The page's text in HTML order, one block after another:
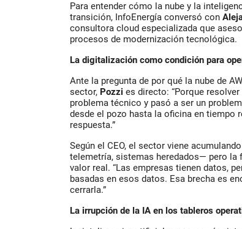
Para entender cómo la nube y la
transición, InfoEnergía conversó con
consultora cloud especializada que
procesos de modernización tecnológica.
La digitalización como condición para
Ante la pregunta de por qué la nube de
sector, Pozzi es directo: “Porque
problema técnico y pasó a ser un
desde el pozo hasta la oficina en tiempo
respuesta.”
Según el CEO, el sector viene
telemetría, sistemas heredados— pero la
valor real. “Las empresas tienen datos,
basadas en esos datos. Esa brecha es
cerrarla.”
La irrupción de la IA en los tableros